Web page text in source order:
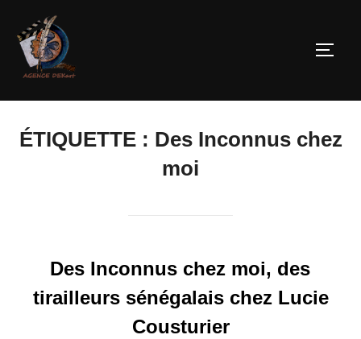
ÉTIQUETTE : Des Inconnus chez
moi
Des Inconnus chez moi, des
tirailleurs sénégalais chez Lucie
Cousturier